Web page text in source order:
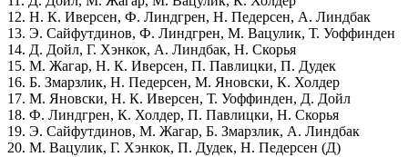
12. Н. К. Иверсен, Ф. Линдгрен, Н. Педерсен, А. Линдбак
13. Э. Сайфутдинов, Ф. Линдгрен, М. Вацулик, Т. Уоффинден
14. Д. Дойл, Г. Хэнкок, А. Линдбак, Н. Скорья
15. М. Жагар, Н. К. Иверсен, П. Павлицки, П. Дудек
16. Б. Змарзлик, Н. Педерсен, М. Яновски, К. Холдер
17. М. Яновски, Н. К. Иверсен, Т. Уоффинден, Д. Дойл
18. Ф. Линдгрен, К. Холдер, П. Павлицки, Н. Скорья
19. Э. Сайфутдинов, М. Жагар, Б. Змарзлик, А. Линдбак
20. М. Вацулик, Г. Хэнкок, П. Дудек, Н. Педерсен (Д)